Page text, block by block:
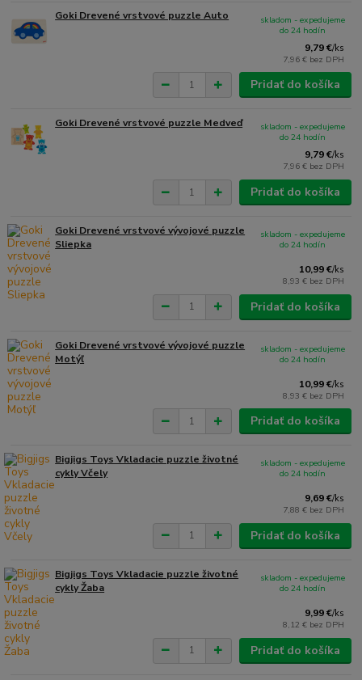
Goki Drevené vrstvové puzzle Auto
9,79 €/ks
7,96 € bez DPH
skladom - expedujeme
do 24 hodín
Pridať do košíka
Goki Drevené vrstvové puzzle Medveď
9,79 €/ks
7,96 € bez DPH
skladom - expedujeme
do 24 hodín
Pridať do košíka
Goki Drevené vrstvové vývojové puzzle
Sliepka
10,99 €/ks
8,93 € bez DPH
skladom - expedujeme
do 24 hodín
Pridať do košíka
Goki Drevené vrstvové vývojové puzzle
Motýľ
10,99 €/ks
8,93 € bez DPH
skladom - expedujeme
do 24 hodín
Pridať do košíka
Bigjigs Toys Vkladacie puzzle životné
cykly Včely
9,69 €/ks
7,88 € bez DPH
skladom - expedujeme
do 24 hodín
Pridať do košíka
Bigjigs Toys Vkladacie puzzle životné
cykly Žaba
9,99 €/ks
8,12 € bez DPH
skladom - expedujeme
do 24 hodín
Pridať do košíka